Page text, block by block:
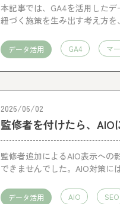
本記事では、GA4を活用した
紐づく施策を生み出す考え方を
データ活用 GA4 マ
2026/06/02
監修者を付けたら、AIO
監修者追加によるAIO表示への
できませんでした。AIO対策に
データ活用 AIO SEO